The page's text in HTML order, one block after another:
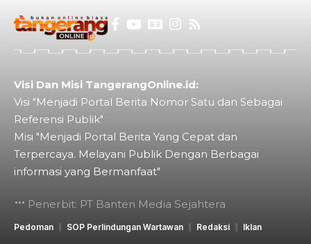
Visi Dan Misi TangerangOnline.id:
Visi "Menjadi Portal Berita Nomor Satu dan Sebagai
Referensi Publik"
Misi "Menjadi Portal Berita Yang Cepat dan
Terpercaya. Melayani Publik Dengan Berbagai
informasi yang Bermanfaat"
Penerbit: PT Banten Media Sejahtera
Pedoman SOP Perlindungan Wartawan Redaksi Iklan